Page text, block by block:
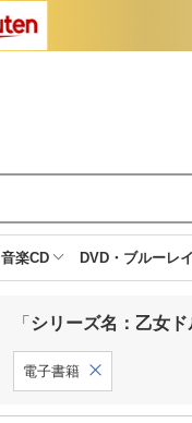
音楽CD DVD・ブルーレイ
「 シリーズ名：乙女
電子書籍